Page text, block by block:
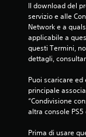
Il download del
servizio e alle
Network e a
applicabile a
questi Termini,
dettagli,
Puoi scaricare
principale
“Condivisione
altra console
Prima di usare